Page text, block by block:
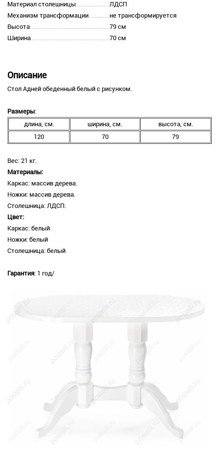
Материал столешницы
ЛДСП
Механизм трансформации
не трансформируется
Высота
79 см
Ширина
70 см
Описание
Стол Адней обеденный белый с рисунком.
Размеры:
длина, см.
ширина, см.
высота, см.
120
70 79
Вес: 21 кг.
Материалы:
Каркас: массив дерева.
Ножки: массив дерева.
Столешница: ЛДСП.
Цвет:
Каркас: белый
Ножки: белый
Столешница: белый
Гарантия: 1 год/